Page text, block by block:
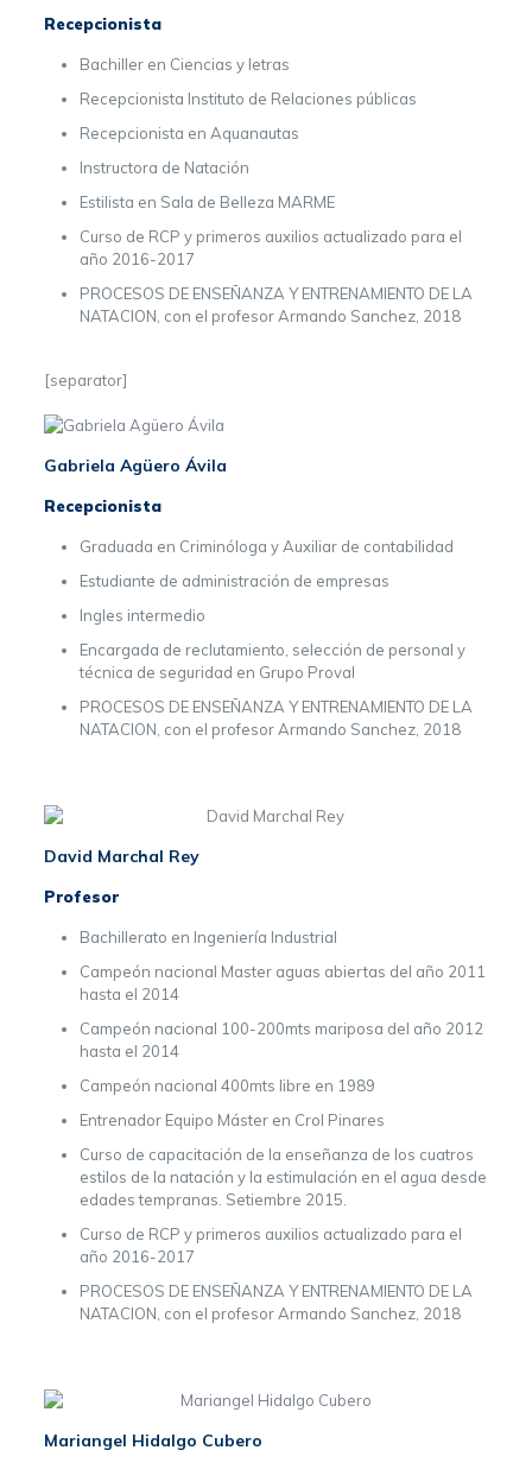
Recepcionista
Bachiller en Ciencias y letras
Recepcionista Instituto de Relaciones públicas
Recepcionista en Aquanautas
Instructora de Natación
Estilista en Sala de Belleza MARME
Curso de RCP y primeros auxilios actualizado para el
año 2016-2017
PROCESOS DE ENSEÑANZA Y ENTRENAMIENTO DE LA
NATACION, con el profesor Armando Sanchez, 2018
[separator]
Gabriela Agüero Ávila
Recepcionista
Graduada en Criminóloga y Auxiliar de contabilidad
Estudiante de administración de empresas
Ingles intermedio
Encargada de reclutamiento, selección de personal y
técnica de seguridad en Grupo Proval
PROCESOS DE ENSEÑANZA Y ENTRENAMIENTO DE LA
NATACION, con el profesor Armando Sanchez, 2018
David Marchal Rey
Profesor
Bachillerato en Ingeniería Industrial
Campeón nacional Master aguas abiertas del año 2011
hasta el 2014
Campeón nacional 100-200mts mariposa del año 2012
hasta el 2014
Campeón nacional 400mts libre en 1989
Entrenador Equipo Máster en Crol Pinares
Curso de capacitación de la enseñanza de los cuatros
estilos de la natación y la estimulación en el agua desde
edades tempranas. Setiembre 2015.
Curso de RCP y primeros auxilios actualizado para el
año 2016-2017
PROCESOS DE ENSEÑANZA Y ENTRENAMIENTO DE LA
NATACION, con el profesor Armando Sanchez, 2018
Mariangel Hidalgo Cubero